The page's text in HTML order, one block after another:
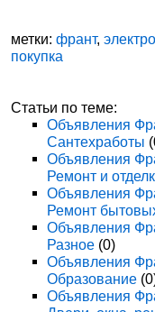
метки:франт,
покупка
Статьи по теме:
Объявления
Сантехработы
Объявления
Ремонт и
Объявления
Ремонт
Объявления
Разное (0)
Объявления
Образование
Объявления